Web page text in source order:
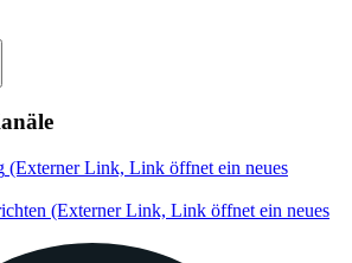
(Externer Link, Link öffnet ein neues
(Externer Link, Link öffnet ein neues